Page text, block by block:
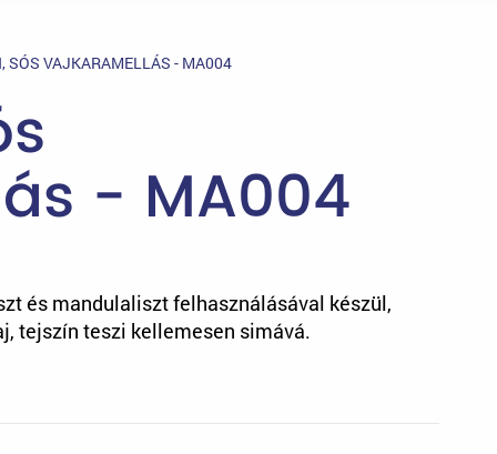
SÓS VAJKARAMELLÁS - MA004
- MA004
és mandulaliszt felhasználásával készül,
tejszín teszi kellemesen simává.